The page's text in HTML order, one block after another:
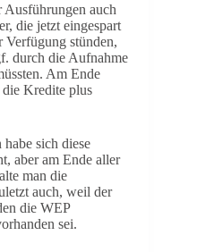
Ausführungen auch
die jetzt eingespart
Verfügung stünden,
durch die Aufnahme
Am Ende
die Kredite plus
sich diese
aber am Ende aller
man die
auch, weil der
die WEP
sei.